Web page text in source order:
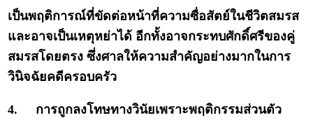
เป็นพฤติการณ์ที่ขัดต่อหน้าที่ความซื่อสัตย์ในชีวิตสมรส
และอาจเป็นเหตุหย่าได้ อีกทั้งอาจกระทบศักดิ์ศรีของคู่
สมรสโดยตรง ซึ่งศาลให้ความสำคัญอย่างมากในการ
วินิจฉัยคดีครอบครัว
4.
การถูกลงโทษทางวินัยเพราะพฤติกรรมส่วนตัว